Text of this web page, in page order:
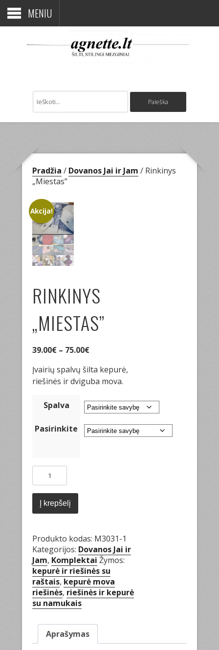
MENIU
Pradžia / Dovanos Jai ir Jam / Rinkinys
„Miestas”
Akcija!
RINKINYS
„MIESTAS”
39.00€ – 75.00€
Įvairių spalvų šilta kepurė,
riešinės ir dviguba mova.
Spalva
Pasirinkite
produkto
kiekis:
Rinkinys
"Miestas"
Į krepšelį
Produkto kodas: M3031-1
Kategorijos: Dovanos Jai ir
Jam, Komplektai Žymos:
kepurė ir riešinės su
raštais, kepurė mova
riešinės, riešinės ir kepurė
su namukais
Aprašymas